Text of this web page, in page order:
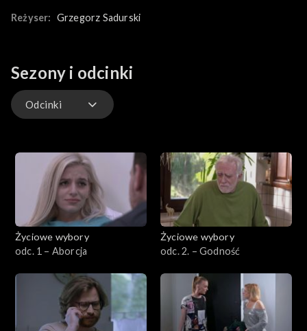
pokazując, jak głęboko mogą one wpłynąć na nasze życie oraz
Reżyser: Grzegorz Sadurski
Sezony i odcinki
Odcinki
Życiowe wybory
odc. 1 – Aborcja
Życiowe wybory
odc. 2. – Godność